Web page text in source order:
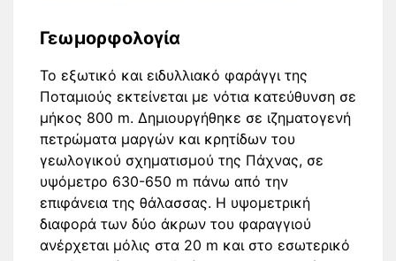
Γεωμορφολογία
Το εξωτικό και ειδυλλιακό φαράγγι της
Ποταμιούς εκτείνεται με νότια κατεύθυνση σε
μήκος 800 m. Δημιουργήθηκε σε ιζηματογενή
πετρώματα μαργών και κρητίδων του
γεωλογικού σχηματισμού της Πάχνας, σε
υψόμετρο 630-650 m πάνω από την
επιφάνεια της θάλασσας. Η υψομετρική
διαφορά των δύο άκρων του φαραγγιού
ανέρχεται μόλις στα 20 m και στο εσωτερικό